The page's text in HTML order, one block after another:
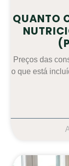
QUANTO
Preços das
o que está